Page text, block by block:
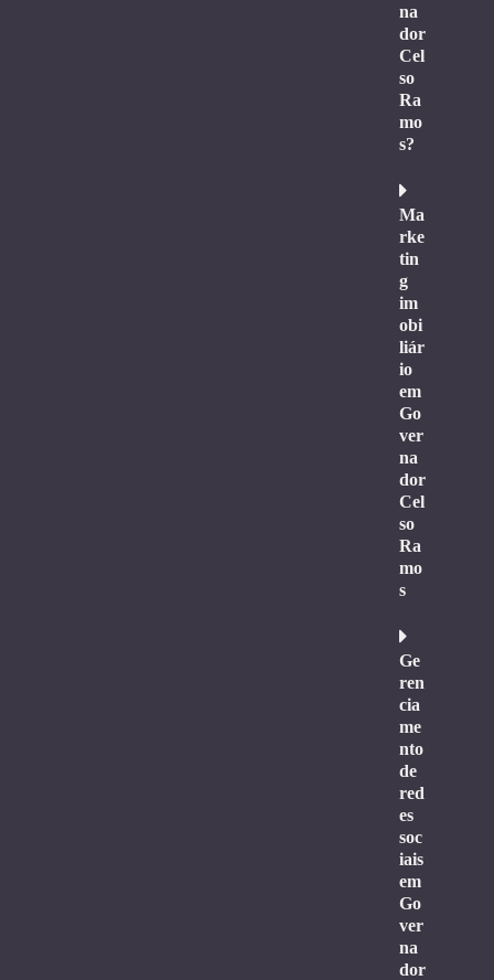
na
dor
Cel
so
Ra
mo
s?
Ma
rke
tin
g
im
obi
liár
io
em
Go
ver
na
dor
Cel
so
Ra
mo
s
Ge
ren
cia
me
nto
de
red
es
soc
iais
em
Go
ver
na
dor